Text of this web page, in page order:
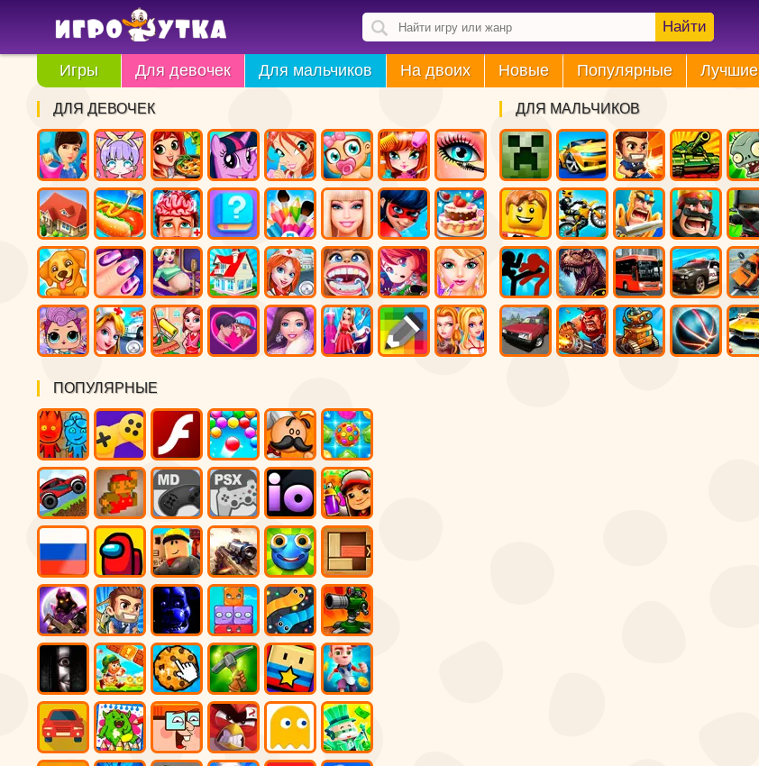
Найти
Игры Для девочек Для мальчиков На двоих Новые Популярные Лучшие
ДЛЯ МАЛЬЧИКОВ
ДЛЯ ДЕВОЧЕК
ПОПУЛЯРНЫЕ